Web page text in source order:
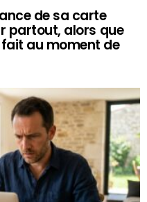
de sa carte
partout, alors que
au moment de